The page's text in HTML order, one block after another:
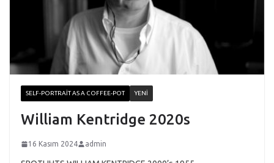
SELF-PORTRAIT AS A COFFEE-POT YENI
William Kentridge 2020s
16 Kasım 2024 admin